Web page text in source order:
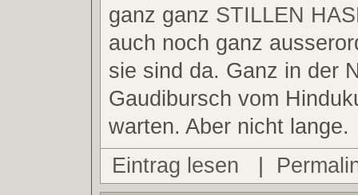
ganz ganz STILLEN
auch noch ganz
sie sind da. Ganz in der
Gaudibursch vom
warten. Aber nicht lange.
Eintrag lesen